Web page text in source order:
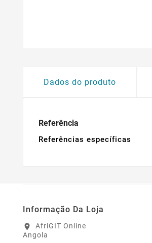
Dados do produto
Referência
Referências específicas
Informação Da Loja
location_on
AfriGIT Online
Angola